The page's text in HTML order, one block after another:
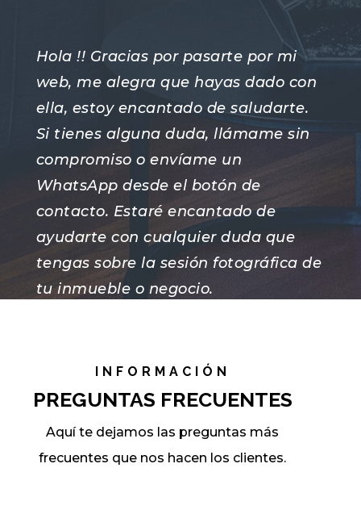
Hola !! Gracias por pasarte por mi
web, me alegra que hayas dado con
ella, estoy encantado de saludarte.
Si tienes alguna duda, llámame sin
compromiso o envíame un
WhatsApp desde el botón de
contacto. Estaré encantado de
ayudarte con cualquier duda que
tengas sobre la sesión fotográfica de
tu inmueble o negocio.
INFORMACIÓN
PREGUNTAS FRECUENTES
Aquí te dejamos las preguntas más
frecuentes que nos hacen los clientes.